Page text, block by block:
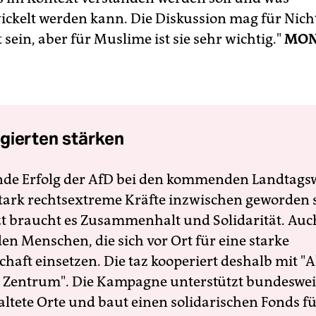
werden kann. Die Diskussion mag für
aber für Muslime ist sie sehr wichtig."
stärken
Erfolg der AfD bei den kommenden
rechtsextreme Kräfte inzwischen geworden
braucht es Zusammenhalt und Solidarität.
Menschen, die sich vor Ort für eine starke
einsetzen. Die taz kooperiert deshalb mit
Die Kampagne unterstützt
Orte und baut einen solidarischen Fonds